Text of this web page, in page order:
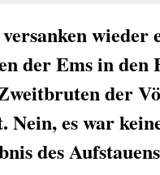
wieder
der Ems in
der
Nein, es war
des